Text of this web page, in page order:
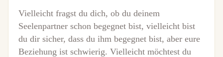
Vielleicht fragst du dich, ob du deinem
Seelenpartner schon begegnet bist, vielleicht bist
du dir sicher, dass du ihm begegnet bist, aber eure
Beziehung ist schwierig. Vielleicht möchtest du